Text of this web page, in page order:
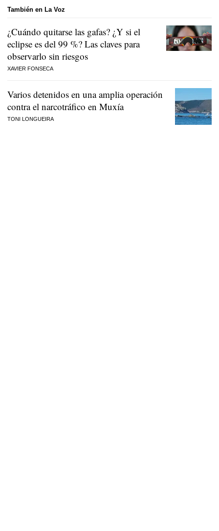
También en La Voz
¿Cuándo quitarse las gafas? ¿Y si el
eclipse es del 99 %? Las claves para
observarlo sin riesgos
XAVIER FONSECA
Varios detenidos en una amplia operación
contra el narcotráfico en Muxía
TONI LONGUEIRA